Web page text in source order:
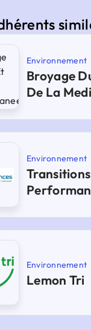
Environnement
Broyage
De La
Environnement
Environnement
Lemon Tri